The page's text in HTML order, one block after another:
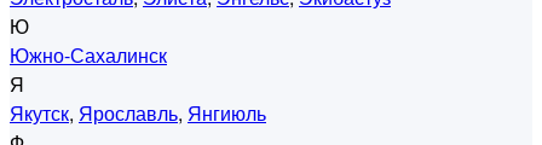
Ю
Южно-Сахалинск
Я
Якутск, Ярославль, Янгиюль